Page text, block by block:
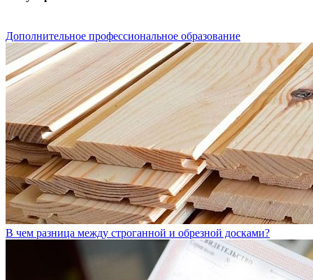
Дополнительное профессиональное образование
В чем разница между строганной и обрезной досками?